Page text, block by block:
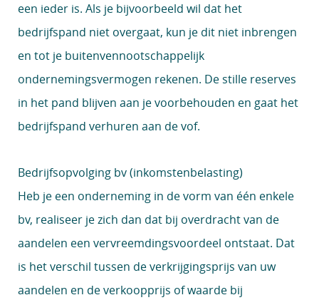
een ieder is. Als je bijvoorbeeld wil dat het
bedrijfspand niet overgaat, kun je dit niet inbrengen
en tot je buitenvennootschappelijk
ondernemingsvermogen rekenen. De stille reserves
in het pand blijven aan je voorbehouden en gaat het
bedrijfspand verhuren aan de vof.
Bedrijfsopvolging bv (inkomstenbelasting)
Heb je een onderneming in de vorm van één enkele
bv, realiseer je zich dan dat bij overdracht van de
aandelen een vervreemdingsvoordeel ontstaat. Dat
is het verschil tussen de verkrijgingsprijs van uw
aandelen en de verkoopprijs of waarde bij